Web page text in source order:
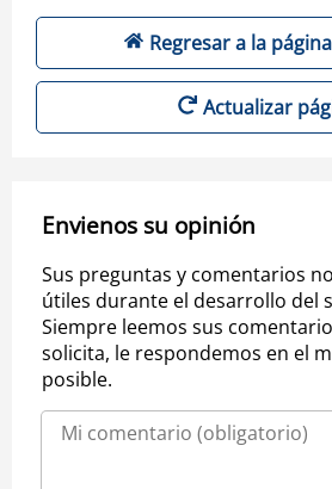
Regresar a la
Actualizar
Envienos su opinión
Sus preguntas y comentarios
útiles durante el desarrollo del
Siempre leemos sus
solicita, le respondemos en el
posible.